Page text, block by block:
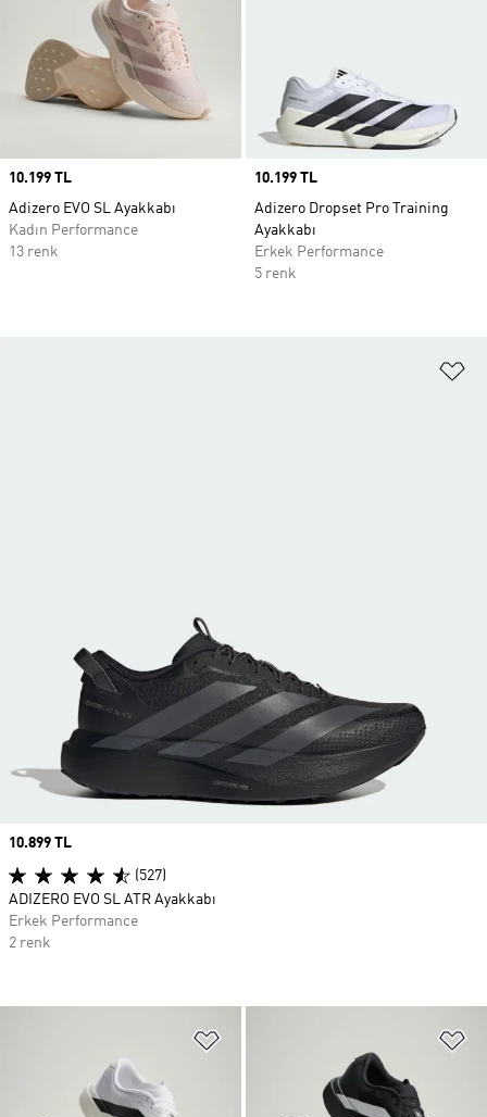
Price
10.199 TL
Adizero EVO SL Ayakkabı
Kadın Performance
13 renk
Price
10.199 TL
Adizero Dropset Pro Training
Ayakkabı
Erkek Performance
5 renk
Price
10.899 TL
(527)
ADIZERO EVO SL ATR Ayakkabı
Erkek Performance
2 renk